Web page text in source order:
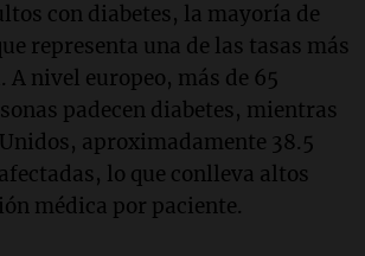
con diabetes, la mayoría de
representa una de las tasas más
A nivel europeo, más de 65
padecen diabetes, mientras
aproximadamente 38.5
lo que conlleva altos
médica por paciente.